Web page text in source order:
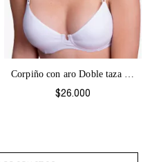
Corpiño con aro Doble taza y Base Colore...
$26.000